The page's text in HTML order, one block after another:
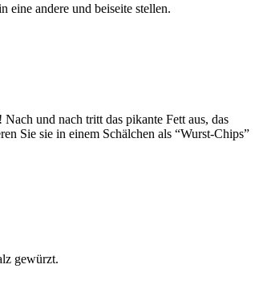
andere und beiseite stellen.
und nach tritt das pikante Fett aus, das
Sie sie in einem Schälchen als “Wurst-Chips”
gewürzt.